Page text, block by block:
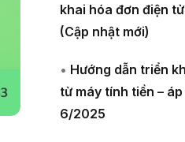
khai hóa đơn điện
(Cập nhật mới)
• Hướng dẫn triển
từ máy tính tiền –
6/2025